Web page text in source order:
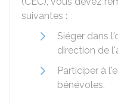
suivantes :
Siéger dans
direction de
Participer à
bénévoles.